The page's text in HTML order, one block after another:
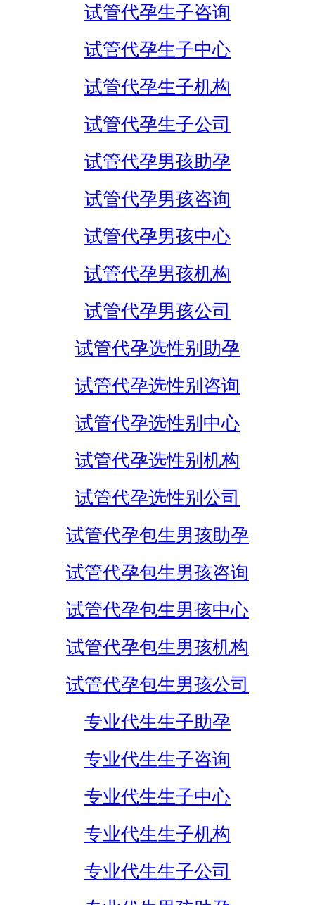
试管代孕生子咨询
试管代孕生子中心
试管代孕生子机构
试管代孕生子公司
试管代孕男孩助孕
试管代孕男孩咨询
试管代孕男孩中心
试管代孕男孩机构
试管代孕男孩公司
试管代孕选性别助孕
试管代孕选性别咨询
试管代孕选性别中心
试管代孕选性别机构
试管代孕选性别公司
试管代孕包生男孩助孕
试管代孕包生男孩咨询
试管代孕包生男孩中心
试管代孕包生男孩机构
试管代孕包生男孩公司
专业代生生子助孕
专业代生生子咨询
专业代生生子中心
专业代生生子机构
专业代生生子公司